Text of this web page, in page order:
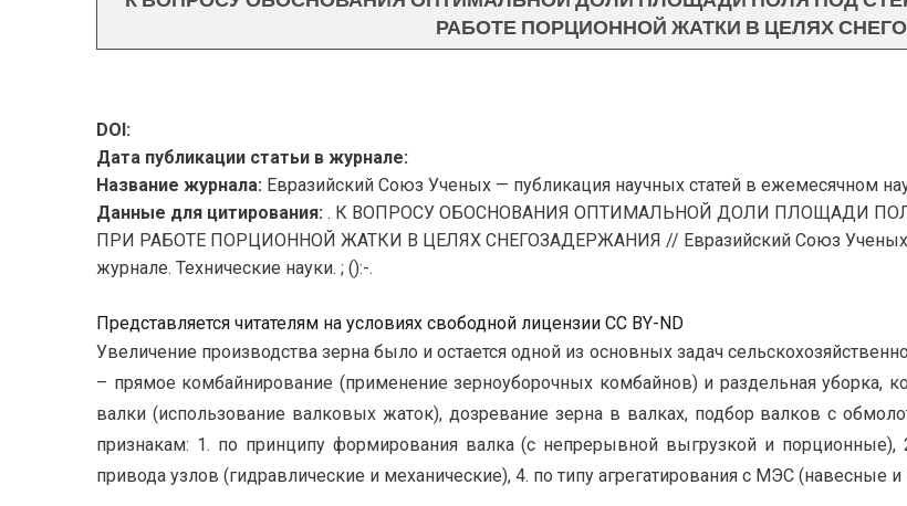
РАБОТЕ ПОРЦИОННОЙ ЖАТКИ В ЦЕЛЯХ
DOI:
Дата публикации статьи в журнале:
Название журнала: Евразийский Союз Ученых — публикация научных статей в ежемесячном
Данные для цитирования: . К ВОПРОСУ ОБОСНОВАНИЯ ОПТИМАЛЬНОЙ ДОЛИ ПЛОЩАДИ
ПРИ РАБОТЕ ПОРЦИОННОЙ ЖАТКИ В ЦЕЛЯХ СНЕГОЗАДЕРЖАНИЯ // Евразийский Союз Ученых —
журнале. Технические науки. ; ():-.
Представляется читателям на условиях свободной лицензии CC BY-ND
Увеличение производства зерна было и остается одной из основных задач
– прямое комбайнирование (применение зерноуборочных комбайнов) и раздельная уборка,
валки (использование валковых жаток), дозревание зерна в валках, подбор валков с
признакам: 1. по принципу формирования валка (с непрерывной выгрузкой и
привода узлов (гидравлические и механические), 4. по типу агрегатирования с МЭС (навесные и